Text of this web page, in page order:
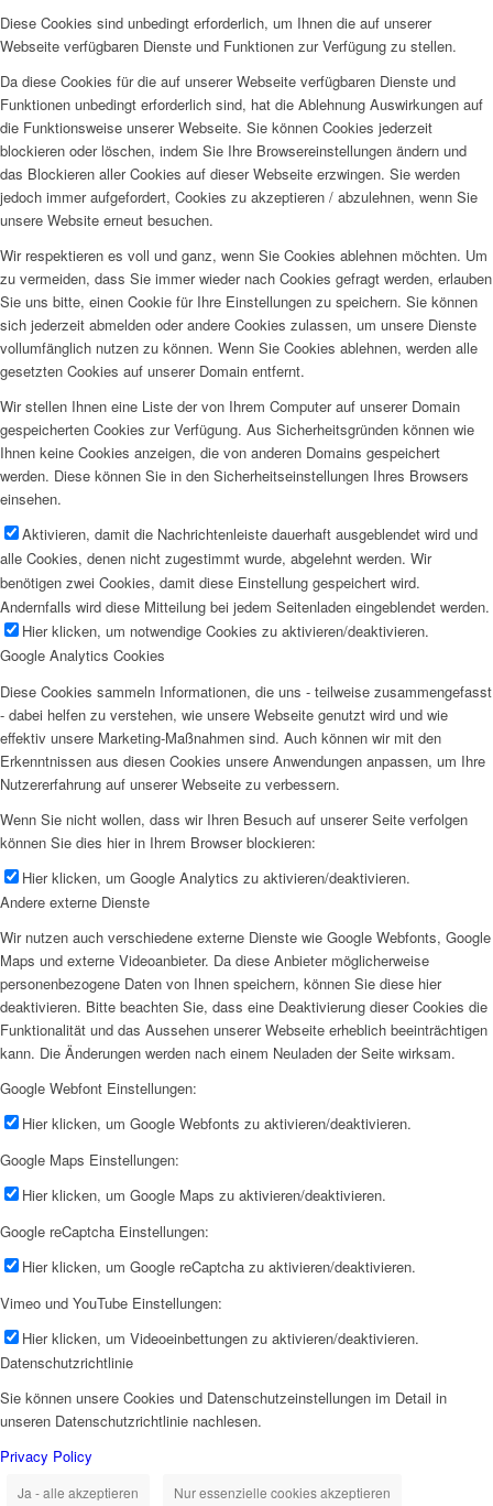
Diese Cookies sind unbedingt erforderlich, um Ihnen die auf unserer
Webseite verfügbaren Dienste und Funktionen zur Verfügung zu stellen.
Da diese Cookies für die auf unserer Webseite verfügbaren Dienste und
Funktionen unbedingt erforderlich sind, hat die Ablehnung Auswirkungen auf
die Funktionsweise unserer Webseite. Sie können Cookies jederzeit
blockieren oder löschen, indem Sie Ihre Browsereinstellungen ändern und
das Blockieren aller Cookies auf dieser Webseite erzwingen. Sie werden
jedoch immer aufgefordert, Cookies zu akzeptieren / abzulehnen, wenn Sie
unsere Website erneut besuchen.
Wir respektieren es voll und ganz, wenn Sie Cookies ablehnen möchten. Um
zu vermeiden, dass Sie immer wieder nach Cookies gefragt werden, erlauben
Sie uns bitte, einen Cookie für Ihre Einstellungen zu speichern. Sie können
sich jederzeit abmelden oder andere Cookies zulassen, um unsere Dienste
vollumfänglich nutzen zu können. Wenn Sie Cookies ablehnen, werden alle
gesetzten Cookies auf unserer Domain entfernt.
Wir stellen Ihnen eine Liste der von Ihrem Computer auf unserer Domain
gespeicherten Cookies zur Verfügung. Aus Sicherheitsgründen können wie
Ihnen keine Cookies anzeigen, die von anderen Domains gespeichert
werden. Diese können Sie in den Sicherheitseinstellungen Ihres Browsers
einsehen.
Aktivieren, damit die Nachrichtenleiste dauerhaft ausgeblendet wird und
alle Cookies, denen nicht zugestimmt wurde, abgelehnt werden. Wir
benötigen zwei Cookies, damit diese Einstellung gespeichert wird.
Andernfalls wird diese Mitteilung bei jedem Seitenladen eingeblendet werden.
Hier klicken, um notwendige Cookies zu aktivieren/deaktivieren.
Google Analytics Cookies
Diese Cookies sammeln Informationen, die uns - teilweise zusammengefasst
- dabei helfen zu verstehen, wie unsere Webseite genutzt wird und wie
effektiv unsere Marketing-Maßnahmen sind. Auch können wir mit den
Erkenntnissen aus diesen Cookies unsere Anwendungen anpassen, um Ihre
Nutzererfahrung auf unserer Webseite zu verbessern.
Wenn Sie nicht wollen, dass wir Ihren Besuch auf unserer Seite verfolgen
können Sie dies hier in Ihrem Browser blockieren:
Hier klicken, um Google Analytics zu aktivieren/deaktivieren.
Andere externe Dienste
Wir nutzen auch verschiedene externe Dienste wie Google Webfonts, Google
Maps und externe Videoanbieter. Da diese Anbieter möglicherweise
personenbezogene Daten von Ihnen speichern, können Sie diese hier
deaktivieren. Bitte beachten Sie, dass eine Deaktivierung dieser Cookies die
Funktionalität und das Aussehen unserer Webseite erheblich beeinträchtigen
kann. Die Änderungen werden nach einem Neuladen der Seite wirksam.
Google Webfont Einstellungen:
Hier klicken, um Google Webfonts zu aktivieren/deaktivieren.
Google Maps Einstellungen:
Hier klicken, um Google Maps zu aktivieren/deaktivieren.
Google reCaptcha Einstellungen:
Hier klicken, um Google reCaptcha zu aktivieren/deaktivieren.
Vimeo und YouTube Einstellungen:
Hier klicken, um Videoeinbettungen zu aktivieren/deaktivieren.
Datenschutzrichtlinie
Sie können unsere Cookies und Datenschutzeinstellungen im Detail in
unseren Datenschutzrichtlinie nachlesen.
Privacy Policy
Ja - alle akzeptieren Nur essenzielle cookies akzeptieren